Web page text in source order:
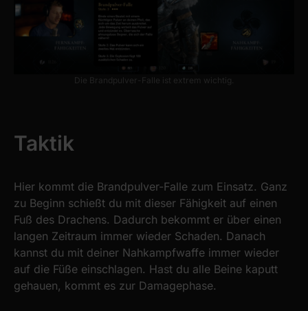
Die Brandpulver-Falle ist extrem wichtig.
Taktik
Hier kommt die Brandpulver-Falle zum Einsatz. Ganz
zu Beginn schießt du mit dieser Fähigkeit auf einen
Fuß des Drachens. Dadurch bekommt er über einen
langen Zeitraum immer wieder Schaden. Danach
kannst du mit deiner Nahkampfwaffe immer wieder
auf die Füße einschlagen. Hast du alle Beine kaputt
gehauen, kommt es zur Damagephase.